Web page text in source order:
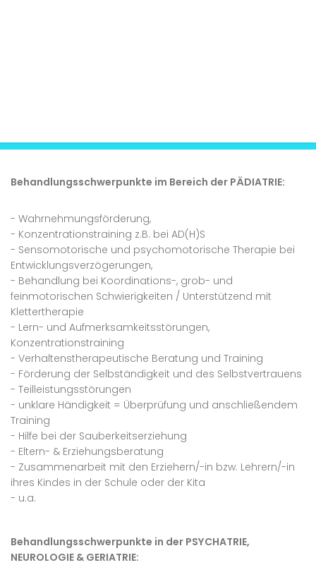
Behandlungsschwerpunkte im Bereich der PÄDIATRIE:
- Wahrnehmungsförderung,
- Konzentrationstraining z.B. bei AD(H)S
- Sensomotorische und psychomotorische Therapie bei
Entwicklungsverzögerungen,
- Behandlung bei Koordinations-, grob- und
feinmotorischen Schwierigkeiten / Unterstützend mit
Klettertherapie
- Lern- und Aufmerksamkeitsstörungen,
Konzentrationstraining
- Verhaltenstherapeutische Beratung und Training
- Förderung der Selbständigkeit und des Selbstvertrauens
- Teilleistungsstörungen
- unklare Händigkeit = Überprüfung und anschließendem
Training
- Hilfe bei der Sauberkeitserziehung
- Eltern- & Erziehungsberatung
- Zusammenarbeit mit den Erziehern/-in bzw. Lehrern/-in
ihres Kindes in der Schule oder der Kita
- u.a.
Behandlungsschwerpunkte in der PSYCHATRIE,
NEUROLOGIE & GERIATRIE: